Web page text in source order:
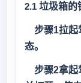
2.1 垃圾箱的
步骤1拉起
态。
步骤2拿起